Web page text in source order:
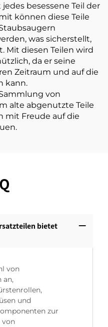
besessene Teil der
können diese Teile
was sicherstellt,
Mit diesen Teilen wird
da er seine
Zeitraum und auf die
kann.
von
alte abgenutzte Teile
mit Freude auf die
bietet
von
an,
und
zur
von